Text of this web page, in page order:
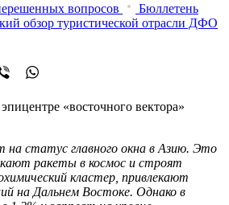
вопросов
Бюллетень
обзор туристической отрасли ДФО
«восточного вектора»
на статус главного окна в Азию. Это
ракеты в космос и строят
кластер, привлекают
на Дальнем Востоке. Однако в